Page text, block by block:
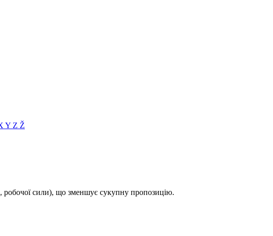
Y Z Ž
робочої сили), що зменшує сукупну пропозицію.